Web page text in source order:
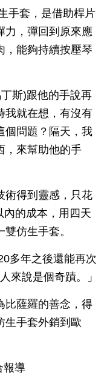
手套，是借助桿片
力，彈回到原來應
，能夠持續按壓琴
斯)跟他的手說再
我就在想，有沒有
個問題？隔天，我
，來幫助他的手
術得到靈感，只花
內的成本，用四天
仿生手套。
多年之後還能再次
來說是個奇蹟。」
比薩羅的善念，得
生手套外銷到歐
報導